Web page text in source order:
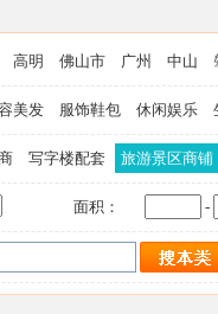
高明 佛山市 广州 中山
美发 服饰鞋包 休闲娱乐
写字楼配套 旅游景区商铺
面积： -